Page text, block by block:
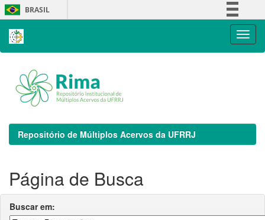
Skip
navigation
BRASIL
Repositório de Múltiplos Acervos da UFRRJ
Página de Busca
Buscar em: